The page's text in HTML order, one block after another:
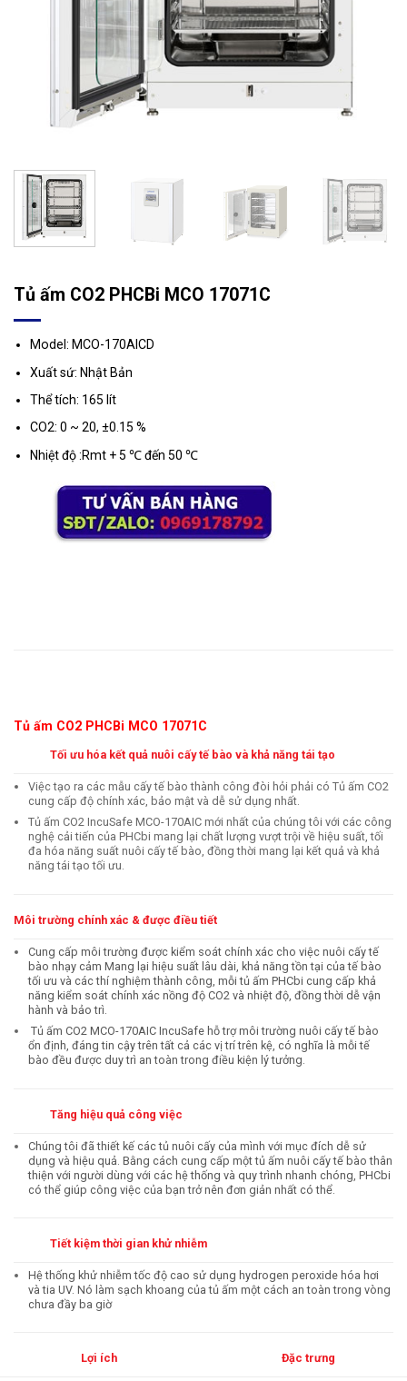
Tủ ấm CO2 PHCBi MCO 17071C
Model: MCO-170AICD
Xuất sứ: Nhật Bản
Thể tích: 165 lít
CO2: 0 ~ 20, ±0.15 %
Nhiệt độ :Rmt + 5 ℃ đến 50 ℃
Tủ ấm CO2 PHCBi MCO 17071C
Tối ưu hóa kết quả nuôi cấy tế bào và khả năng tái tạo
Việc tạo ra các mẫu cấy tế bào thành công đòi hỏi phải có Tủ ấm CO2
cung cấp độ chính xác, bảo mật và dễ sử dụng nhất.
Tủ ấm CO2 IncuSafe MCO-170AIC mới nhất của chúng tôi với các công
nghệ cải tiến của PHCbi mang lại chất lượng vượt trội về hiệu suất, tối
đa hóa năng suất nuôi cấy tế bào, đồng thời mang lại kết quả và khả
năng tái tạo tối ưu.
Môi trường chính xác & được điều tiết
Cung cấp môi trường được kiểm soát chính xác cho việc nuôi cấy tế
bào nhạy cảm Mang lại hiệu suất lâu dài, khả năng tồn tại của tế bào
tối ưu và các thí nghiệm thành công, mỗi tủ ấm PHCbi cung cấp khả
năng kiểm soát chính xác nồng độ CO2 và nhiệt độ, đồng thời dễ vận
hành và bảo trì.
Tủ ấm CO2 MCO-170AIC IncuSafe hỗ trợ môi trường nuôi cấy tế bào
ổn định, đáng tin cậy trên tất cả các vị trí trên kệ, có nghĩa là mỗi tế
bào đều được duy trì an toàn trong điều kiện lý tưởng.
Tăng hiệu quả công việc
Chúng tôi đã thiết kế các tủ nuôi cấy của mình với mục đích dễ sử
dụng và hiệu quả. Bằng cách cung cấp một tủ ấm nuôi cấy tế bào thân
thiện với người dùng với các hệ thống và quy trình nhanh chóng, PHCbi
có thể giúp công việc của bạn trở nên đơn giản nhất có thể.
Tiết kiệm thời gian khử nhiễm
Hệ thống khử nhiễm tốc độ cao sử dụng hydrogen peroxide hóa hơi
và tia UV. Nó làm sạch khoang của tủ ấm một cách an toàn trong vòng
chưa đầy ba giờ
Lợi ích Đặc trưng